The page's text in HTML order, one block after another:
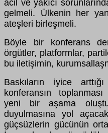
acil ve yakıcı
gelmeli. Ülkenin her
ateşleri birleşmeli.
Böyle bir konferans
örgütler, platformlar,
bu iletişimin,
Baskıların iyice
konferansın
yeni bir aşama
duyulmasına yol
güçsüzlerin gücünün